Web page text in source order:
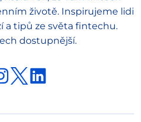
životě. Inspirujeme lidi
a tipů ze světa fintechu.
dostupnější.